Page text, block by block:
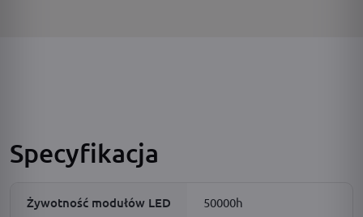
Specyfikacja
Żywotność modułów LED 50000h